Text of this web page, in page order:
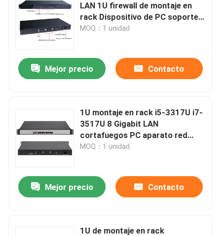
Solicitar una cotización
Mini Pc industrial
tableta rugosa
PC con cortafuegos
Mini PC de OPS
LAN 1U firewall de montaje en
rack Dispositivo de PC soporte
de enrutador suave pFsense
MOQ：1 unidad
Mejor precio Contacto
1U montaje en rack i5-3317U i7-
3517U 8 Gigabit LAN
cortafuegos PC aparato red
seguridad enrutador suave
MOQ：1 unidad
Mejor precio Contacto
1U de montaje en rack